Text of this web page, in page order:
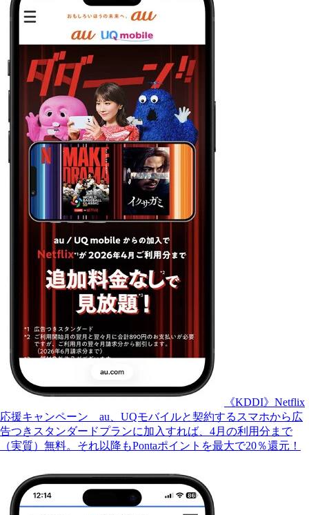
《KDDI》Netflix
応援キャンペーン au、UQモバイルと契約するスマホから広
告つきスタンダードプランに加入すれば、4月の利用分まで
（実質）無料。それ以降もPontaポイントを最大で20％還元！